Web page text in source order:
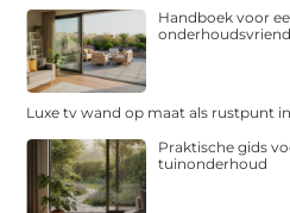
Handboek voor
Luxe tv wand op maat als rustpunt
Praktische gids
tuinonderhoud